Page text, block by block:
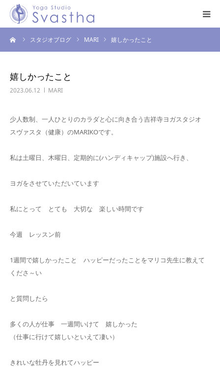
スタジオブログ MARI 嬉しかったこと
嬉しかったこと
2023.06.12 MARI
少人数制、一人ひとりのカラダと心に向き合う吉祥寺ヨガスタジオ
スヴァスタ（健康）のMARIKOです。
私は土曜日、木曜日、定期的に(ハンディキャップ)施設へ行き、
ヨガをさせていただいています
私にとって とても 大切な 楽しい時間です
今週 レッスン前
1週間で嬉しかったこと ハッピーだったことをマリコ先生に教えて
くださ～い
と質問したら
多くの人が仕事 一週間いけて 嬉しかった
（仕事に行けて嬉しいといえて凄い）
きれいな牡丹を見れてハッピー
はじめての方へ
スタジオ案内
お問い合わせ